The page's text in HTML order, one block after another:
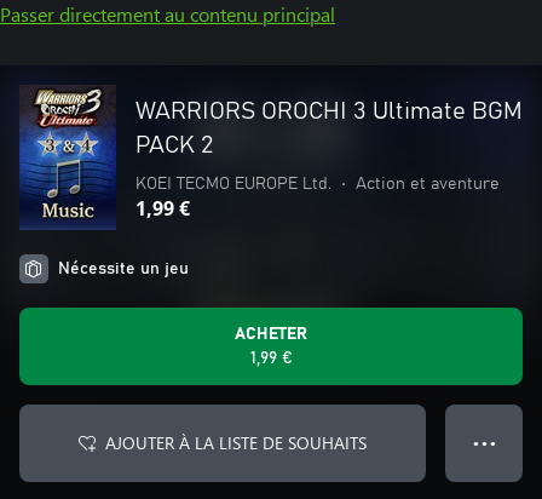
Passer directement au contenu principal
WARRIORS OROCHI 3 Ultimate BGM
PACK 2
KOEI TECMO EUROPE Ltd. • Action et aventure
1,99 €
Nécessite un jeu
ACHETER
1,99 €
AJOUTER À LA LISTE DE SOUHAITS ● ● ●